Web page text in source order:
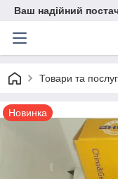
Ваш надійний
Товари та
Новинка